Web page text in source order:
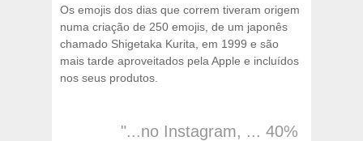
Os emojis dos dias que correm tiveram origem
numa criação de 250 emojis, de um japonês
chamado Shigetaka Kurita, em 1999 e são
mais tarde aproveitados pela Apple e incluídos
nos seus produtos.
"...no Instagram, ... 40%